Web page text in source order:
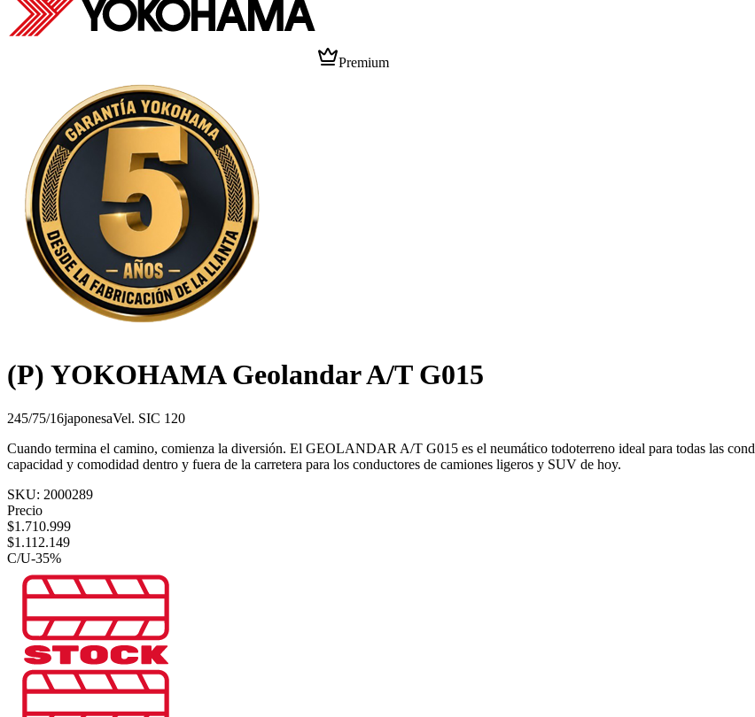
Premium
(P) YOKOHAMA Geolandar A/T G015
245/75/16japonesaVel. SIC 120
Cuando termina el camino, comienza la diversión. El GEOLANDAR A/T G015 es el neumático todoterreno ideal para todas las
capacidad y comodidad dentro y fuera de la carretera para los conductores de camiones ligeros y SUV de hoy.
SKU: 2000289
Precio
$1.710.999
$1.112.149
C/U-35%